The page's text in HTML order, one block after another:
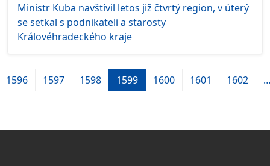
Ministr Kuba navštívil letos již čtvrtý region, v úterý
se setkal s podnikateli a starosty
Královéhradeckého kraje
1596 1597 1598 1599 1600 1601 1602